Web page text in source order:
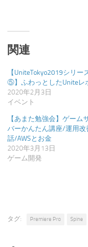
ま
開
き
ま
す)
関連
【UniteTokyo2019シリー
⑤】ふわっとしたUniteレ
2020年2月3日
イベント
【あまた勉強会】ゲーム
バーかんたん講座/運用改
話/AWSとお金
2020年3月13日
ゲーム開発
タグ: Premiere Pro Spine